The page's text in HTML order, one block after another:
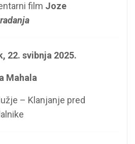
film Joze
22. svibnja 2025.
Mahala
– Klanjanje pred